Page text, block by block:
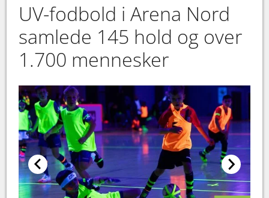
UV-fodbold i Arena Nord
samlede 145 hold og over
1.700 mennesker